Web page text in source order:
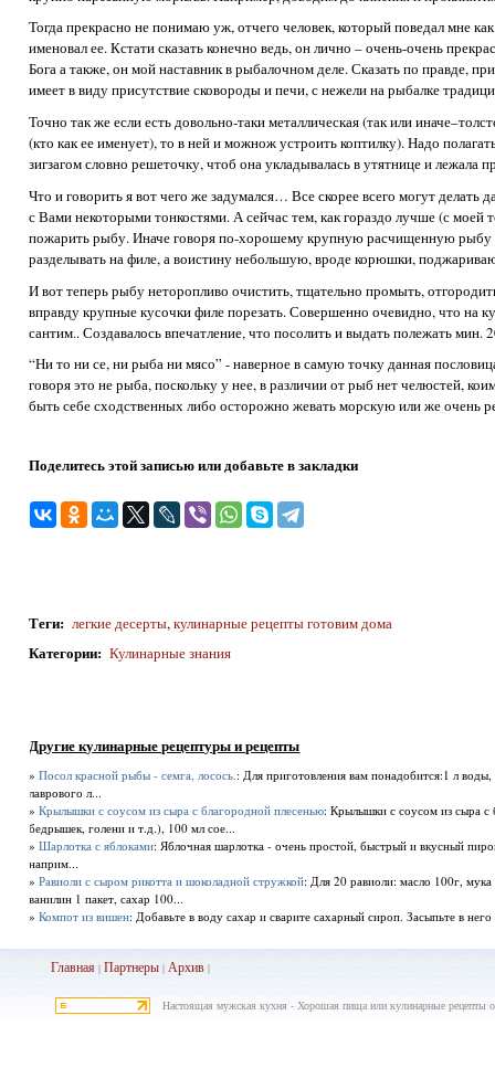
Тогда прекрасно не понимаю уж, отчего человек, который поведал мне
именовал ее. Кстати сказать конечно ведь, он лично – очень-очень
Бога а также, он мой наставник в рыбалочном деле. Сказать по правде,
имеет в виду присутствие сковороды и печи, с нежели на рыбалке
Точно так же если есть довольно-таки металлическая (так или
(кто как ее именует), то в ней и можнож устроить коптилку). Надо
зигзагом словно решеточку, чтоб она укладывалась в утятнице и лежала
Что и говорить я вот чего же задумался… Все скорее всего могут
с Вами некоторыми тонкостями. А сейчас тем, как гораздо лучше (с моей
пожарить рыбу. Иначе говоря по-хорошему крупную расчищенную рыбу
разделывать на филе, а воистину небольшую, вроде корюшки,
И вот теперь рыбу неторопливо очистить, тщательно промыть,
вправду крупные кусочки филе порезать. Совершенно очевидно, что на
сантим.. Создавалось впечатление, что посолить и выдать полежать мин.
“Ни то ни се, ни рыба ни мясо” - наверное в самую точку данная
говоря это не рыба, поскольку у нее, в различии от рыб нет челюстей,
быть себе сходственных либо осторожно жевать морскую или же очень
Поделитесь этой записью или добавьте в закладки
Теги: легкие десерты,кулинарные рецепты готовим дома
Категории: Кулинарные знания
Другие кулинарные рецептуры и рецепты
»Посол красной рыбы - семга, лосось. : Для приготовления вам понадобится:1 л
лаврового л...
»Крылышки с соусом из сыра с благородной плесенью: Крылышки с соусом из сыра
бедрышек, голени и т.д.), 100 мл сое...
»Шарлотка с яблоками: Яблочная шарлотка - очень простой, быстрый и вкусный
наприм...
»Равиоли с сыром рикотта и шоколадной стружкой: Для 20 равиоли: масло 100г,
ванилин 1 пакет, сахар 100...
»Компот из вишен: Добавьте в воду сахар и сварите сахарный сироп. Засыпьте в
Главная |Партнеры |Архив |
Настоящая мужская кухня - Хорошая пища или кулинарные рецепты